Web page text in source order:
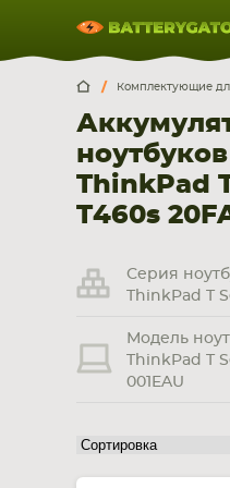
Москва Санкт-
г. Москва, ул.
5 мин. ходьбы от ст.м.
+7 495 414
Обратный
Пн-Вс:
смартфона, планшета
Комплектующие
ThinkPad
T460s
Серия
ThinkPad T
Модель
ThinkPad T
001EAU